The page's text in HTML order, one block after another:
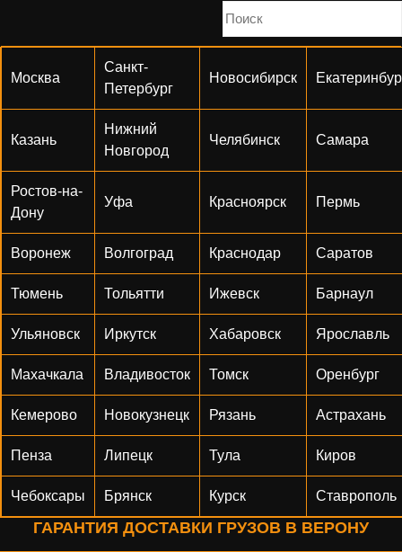
Москва
Санкт-
Петербург
Новосибирск
Казань
Нижний
Новгород
Челябинск Самара
Ростов-на-
Дону
Уфа Красноярск Пермь
Воронеж Волгоград Краснодар Саратов
Тюмень Тольятти Ижевск Барнаул
Ульяновск Иркутск Хабаровск Ярославль
Махачкала Владивосток Томск Оренбург
Кемерово Новокузнецк Рязань Астрахань
Пенза Липецк Тула Киров
Чебоксары Брянск Курск Ставрополь
ГАРАНТИЯ ДОСТАВКИ ГРУЗОВ В ВЕРОНУ